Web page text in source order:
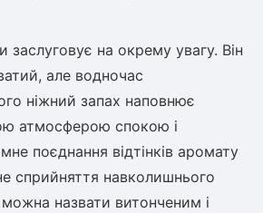
заслуговує на окрему увагу. Він
але водночас
ніжний запах наповнює
атмосферою спокою і
поєднання відтінків аромату
сприйняття навколишнього
назвати витонченим і